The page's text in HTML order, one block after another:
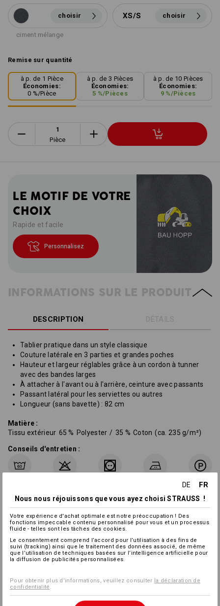
choisir
ciment mélange
XS/S choisir
Remise sur quantité
à p. de 1 Pièce
Économies:
0 %/Pièce
à p. de 3 Pièces
Économies:
5 %/Pièces
à p. de 10 Pièces
Économies:
9%/Pièces
Pièce
Rapide et facile
LE MOTIF DE VOTRE
CHOIX
Personnalisez
INFORMATIONS SUR LE PRODUIT
DESCRIPTION DÉTAILS
Tablier pratique dans un style classique
Couture latérale en 3 parties et grandes poches
Hauteur et largeur réglables grâce à un cordon à tunner
avec des bandes larges
À attacher à l'avant ou à l'arrière, ceinture avec passants
Passant latéral pour les serviettes ou autres
Longueur (sans bavette) : 82 cm
Matière :
Tissu extérieur 65 % Polyester / 35 % Coton (ca. 235 g/m²)
Conseils d'entretien :
Concevoir soi-même
Service de logos
DE FR
Nous nous réjouissons que vous ayez choisi STRAUSS !
Votre expérience d'achat optimale est notre préoccupation ! Des
fonctions impeccable contenu personnalisé pour vous et un processus
fluide - telles sont les tâches des cookies.
Le consentement comprend l’accord pour l’utilisation à des fins de
suivi (tracking) ainsi que le traitement des données associé, de même
que l’utilisation de techniques basées sur l’intelligence artificielle pour
la diffusion de publicités personnalisées.
Pour obtenir plus d'informations, veuillez consulter la déclaration de
confidentialité